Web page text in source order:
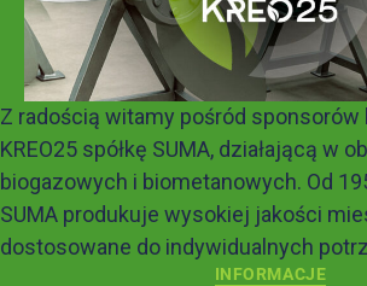
Z radością witamy pośród
KREO25 spółkę SUMA, działającą w
biogazowych i biometanowych. Od
SUMA produkuje wysokiej jakości
dostosowane do indywidualnych
INFORMACJE